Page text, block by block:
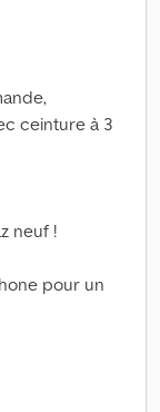
ceinture à 3
neuf !
pour un